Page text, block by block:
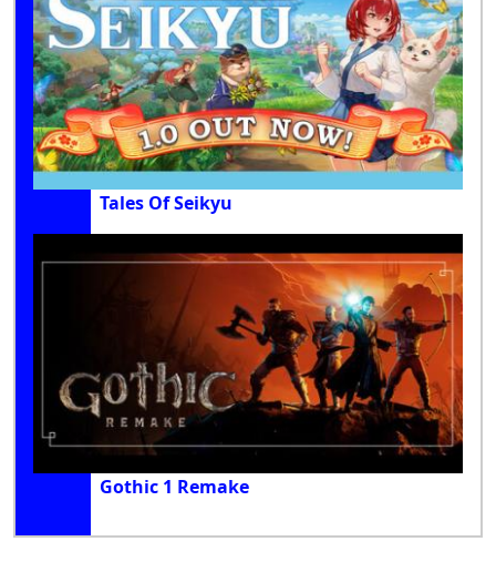
Tales Of Seikyu
Gothic 1 Remake